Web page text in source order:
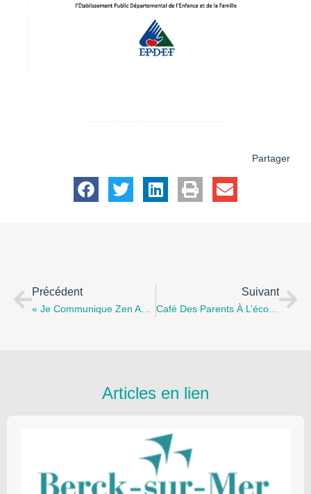
Partager
Précédent Suivant
Café Des Parents À L’école Jacques Prévert À Liévin "Ils Grandissent Trop Vite" Mercredi 20 Janvier 2016 De 9 H À 11 H
Articles en lien